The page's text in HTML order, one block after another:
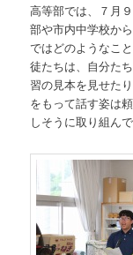
高等部では、７月
部や市内中学校か
ではどのようなこ
徒たちは、自分た
習の見本を見せた
をもって話す姿は
しそうに取り組んで